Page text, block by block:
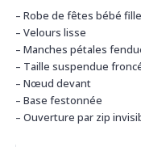
– Robe de fêtes bébé fille
– Velours lisse
– Manches pétales
– Taille suspendue
– Nœud devant
– Base festonnée
– Ouverture par zip